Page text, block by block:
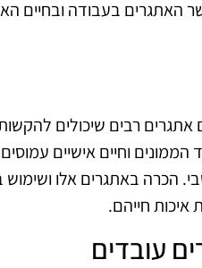
גבוהה יותר. בשנת 2025, כאשר האתגרים
אתגרים רבים שיכולים
וחיים אישיים
הכרה באתגרים אלו
חייהם.
עובדים